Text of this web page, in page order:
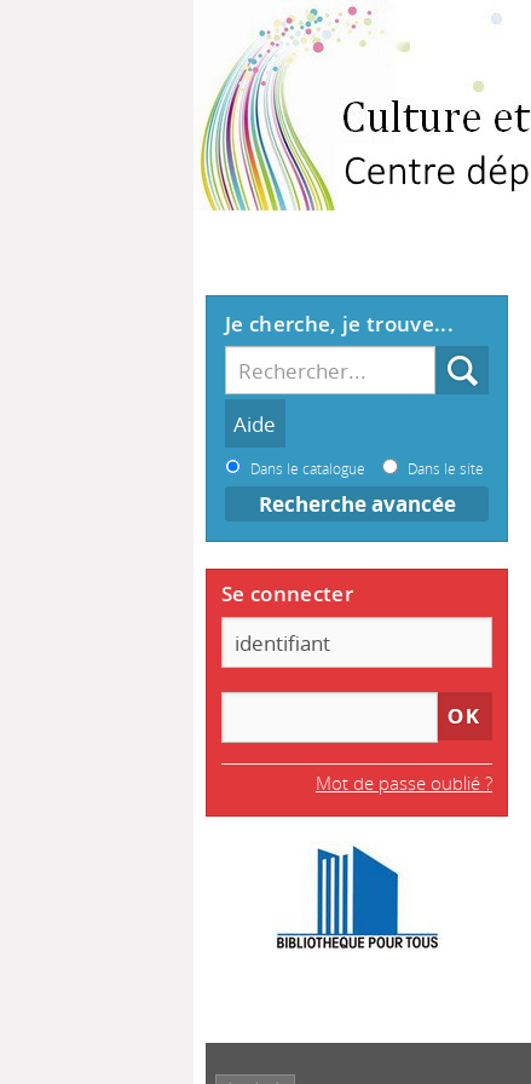
Je cherche, je trouve...
Dans le catalogue Dans le site
Recherche avancée
Se connecter
Mot de passe oublié ?